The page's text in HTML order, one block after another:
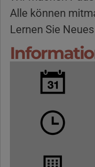
Alle können
Lernen Sie